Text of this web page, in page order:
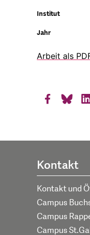
Institut
Jahr
Arbeit als
Kontakt
Kontakt und
Campus
Campus
Campus